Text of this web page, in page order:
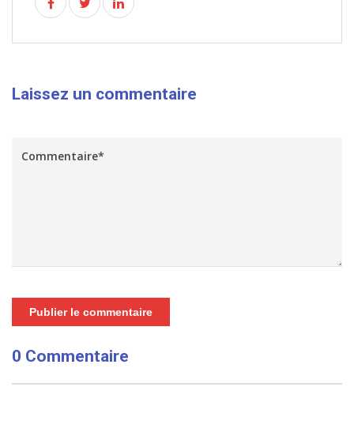
Laissez un commentaire
Publier le commentaire
0 Commentaire